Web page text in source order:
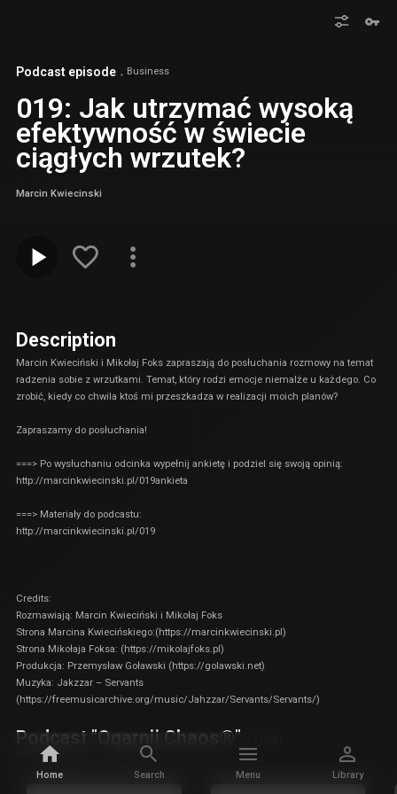
Home Search Menu Library
Podcast episode Business
019: Jak utrzymać wysoką
efektywność w świecie
ciągłych wrzutek?
Marcin Kwiecinski
Description
Marcin Kwieciński i Mikołaj Foks zapraszają do posłuchania rozmowy na temat
radzenia sobie z wrzutkami. Temat, który rodzi emocje niemalże u każdego. Co
zrobić, kiedy co chwila ktoś mi przeszkadza w realizacji moich planów?
Zapraszamy do posłuchania!
===> Po wysłuchaniu odcinka wypełnij ankietę i podziel się swoją opinią:
http://marcinkwiecinski.pl/019ankieta
===> Materiały do podcastu:
http://marcinkwiecinski.pl/019
Credits:
Rozmawiają: Marcin Kwieciński i Mikołaj Foks
Strona Marcina Kwiecińskiego:(https://marcinkwiecinski.pl)
Strona Mikołaja Foksa: (https://mikolajfoks.pl)
Produkcja: Przemysław Goławski (https://golawski.net)
Muzyka: Jakzzar – Servants
(https://freemusicarchive.org/music/Jahzzar/Servants/Servants/)
Podcast "Ogarnij Chaos®"
Related by show